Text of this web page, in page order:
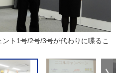
ト1号/2号/3号が代わりに喋るこ